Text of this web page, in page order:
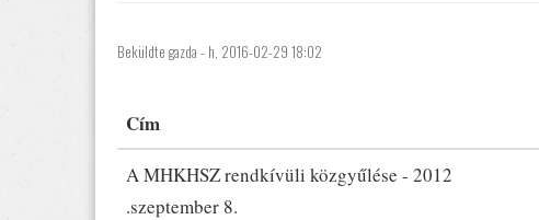
Beküldte gazda - h, 2016-02-29 18:02
Cím
A MHKHSZ rendkívüli közgyűlése - 2012
.szeptember 8.